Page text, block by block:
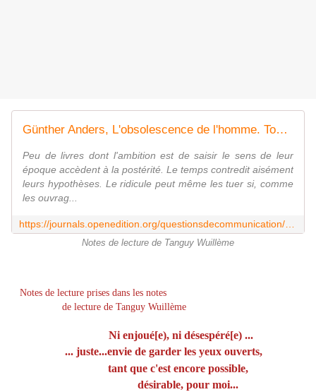
Günther Anders, L'obsolescence de l'homme. Tome 2. Sur la destructi...
Peu de livres dont l'ambition est de saisir le sens de leur
époque accèdent à la postérité. Le temps contredit aisément
leurs hypothèses. Le ridicule peut même les tuer si, comme
les ouvrag...
Notes de lecture de Tanguy Wuillème
Notes de lecture prises dans les notes
de lecture de Tanguy Wuillème
Ni enjoué[e), ni désespéré[e) ...
... juste...envie de garder les yeux ouverts,
tant que c'est encore possible,
désirable, pour moi...